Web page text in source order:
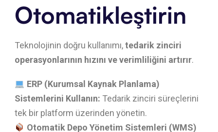
Otomatikleştirin
Teknolojinin doğru kullanımı,tedarik zinciri
operasyonlarının hızını ve verimliliğini artırır.
ERP (Kurumsal Kaynak Planlama)
Sistemlerini Kullanın: Tedarik zinciri süreçlerini
tek bir platform üzerinden yönetin.
Otomatik Depo Yönetim Sistemleri (WMS)